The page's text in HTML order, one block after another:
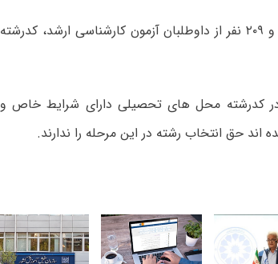
وی تاکید کرد: تا امروز ۳۰ مهر ۹۶ تعداد ۸۹ هزار و ۲۰۹ نفر از داوطلبان آزمون کارشناسی ارشد، کدرشته
در کدرشته محل های تحصیلی دارای شرایط خاص و